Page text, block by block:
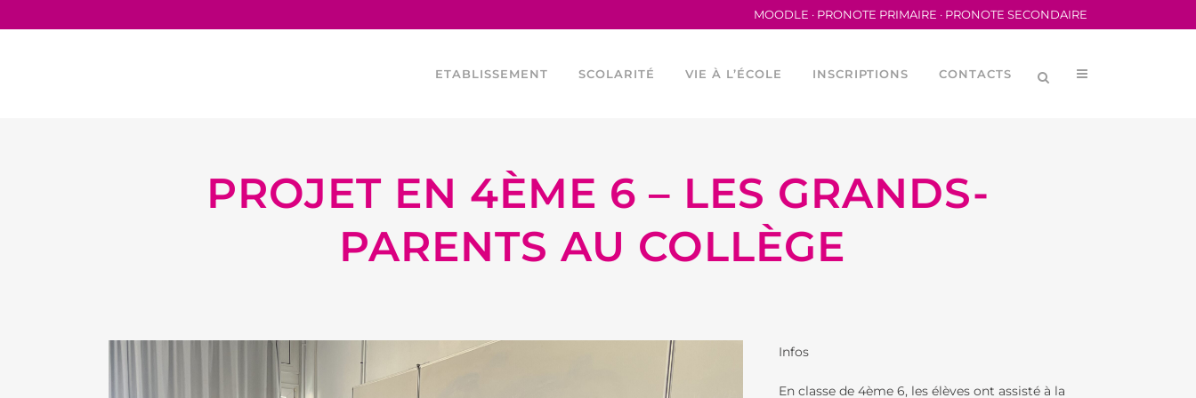
MOODLE · PRONOTE PRIMAIRE · PRONOTE SECONDAIRE
ETABLISSEMENT
TRAVAILLER AU LFB
ANCIENS ÉLÈVES
ÉGALITÉ FEMMES –
HOMMES
SCOLARITÉ
LA MATERNELLE
LES PARCOURS LINGUISTIQUES
FOURNITURES ÉLÉMENTAIRE
VIE À L’ÉCOLE
HORAIRES
CONSEIL DE VIE LYCÉENNE (CVL)
PROGRAMME TEI
ASSOCIATION SPORTIVE SCOLAIRE
ASSOCIATIONS DES PARENTS
INSCRIPTIONS CONTACTS
PROJET EN 4ÈME 6 – LES GRANDS-
PARENTS AU COLLÈGE
Infos
En classe de 4ème 6, les élèves ont assisté à la